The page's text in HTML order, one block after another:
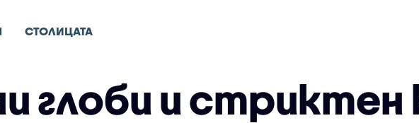
СТОЛИЦАТА
глоби и стриктен